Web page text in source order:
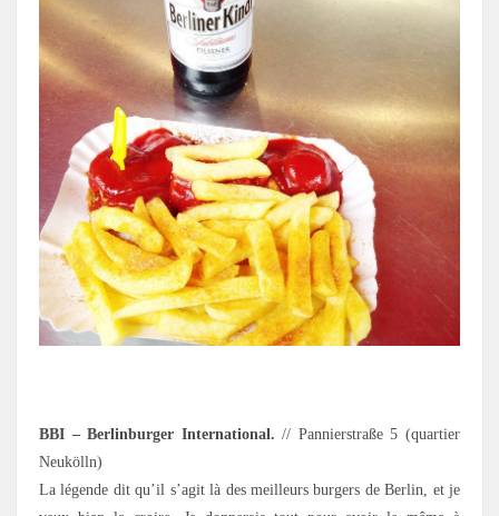
BBI – Berlinburger International. // Pannierstraße 5 (quartier
Neukölln)
La légende dit qu’il s’agit là des meilleurs burgers de Berlin, et je